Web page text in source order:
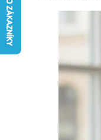
hvězdiček.